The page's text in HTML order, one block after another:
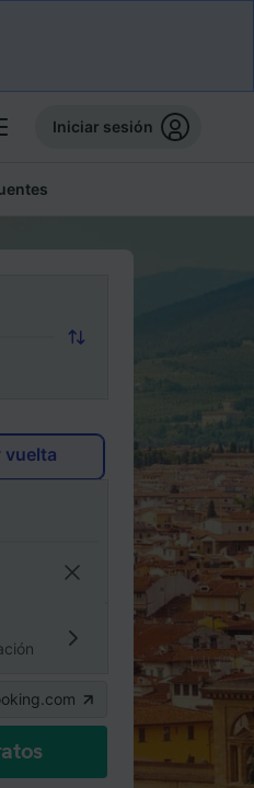
Iniciar sesión
vuelta